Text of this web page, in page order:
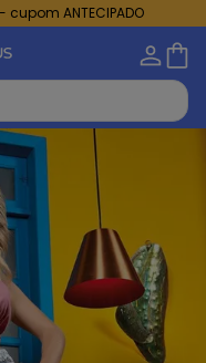
cupom ANTECIPADO